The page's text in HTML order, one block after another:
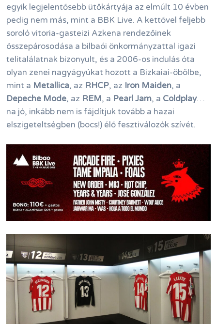
egyik legjelentősebb ütőkártyája az elmúlt 10 évben
pedig nem más, mint a BBK Live. A kettővel feljebb
soroló vitoria-gasteizi Azkena rendezőinek
összepárosodása a bilbaói önkormányzattal igazi
telitalálatnak bizonyult, és a 2006-os indulás óta
olyan zenei nagyágyúkat hozott a Bizkaiai-öbölbe,
mint a Metallica, az RHCP, az Iron Maiden, a
Depeche Mode, az REM, a Pearl Jam, a Coldplay…
na jó, inkább nem is fájdítjuk tovább a hazai
elszigeteltségben (bocs!) élő fesztiválozók szívét.